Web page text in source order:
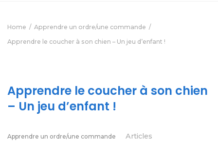
Home
Apprendre un ordre/une commande
Apprendre le coucher à son chien – Un jeu d’enfant !
Apprendre le coucher à son chien
– Un jeu d’enfant !
Apprendre un ordre/une commande Articles